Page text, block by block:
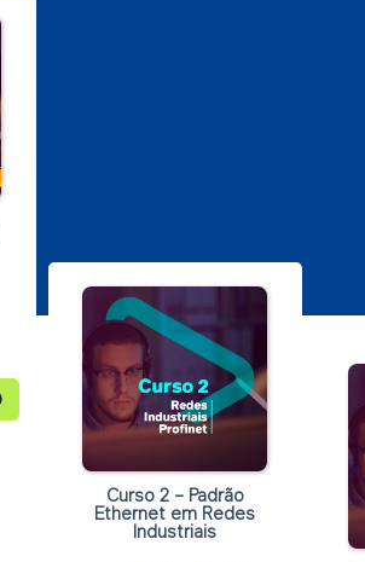
Curso 2 – Padrão
Ethernet em Redes
Industriais